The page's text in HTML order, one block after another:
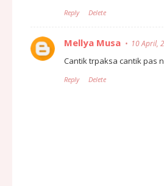
Reply Delete
Mellya Musa 10 April,
Cantik trpaksa cantik pas
Reply Delete